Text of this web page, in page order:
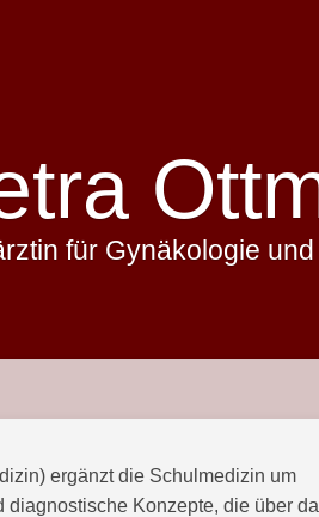
für Gynäkologie
ergänzt die Schulmedizin um
Konzepte, die über